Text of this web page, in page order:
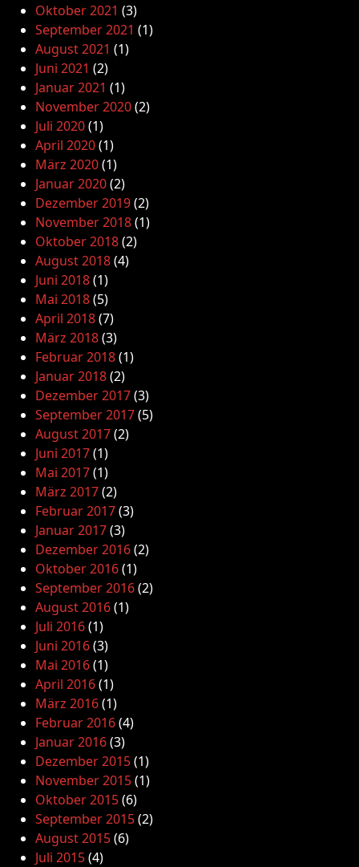
Oktober 2021 (3)
September 2021 (1)
August 2021 (1)
Juni 2021 (2)
Januar 2021 (1)
November 2020(2)
Juli 2020(1)
April 2020(1)
März 2020(1)
Januar 2020(2)
Dezember 2019(2)
November 2018(1)
Oktober 2018(2)
August 2018(4)
Juni 2018(1)
Mai 2018(5)
April 2018(7)
März 2018(3)
Februar 2018(1)
Januar 2018(2)
Dezember 2017(3)
September 2017(5)
August 2017(2)
Juni 2017(1)
Mai 2017(1)
März 2017(2)
Februar 2017(3)
Januar 2017(3)
Dezember 2016(2)
Oktober 2016(1)
September 2016(2)
August 2016(1)
Juli 2016(1)
Juni 2016(3)
Mai 2016(1)
April 2016(1)
März 2016(1)
Februar 2016(4)
Januar 2016(3)
Dezember 2015(1)
November 2015(1)
Oktober 2015(6)
September 2015(2)
August 2015(6)
Juli 2015(4)